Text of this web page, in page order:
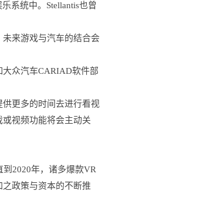
系统中。Stellantis也曾
来游戏与汽车的结合会
众汽车CARIAD软件部
更多的时间去进行看视
视频功能将会主动关
2020年，诸多爆款VR
政策与资本的不断推